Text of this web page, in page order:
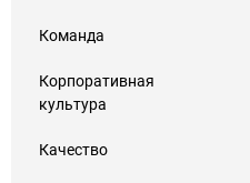
Команда
Корпоративная
культура
Качество